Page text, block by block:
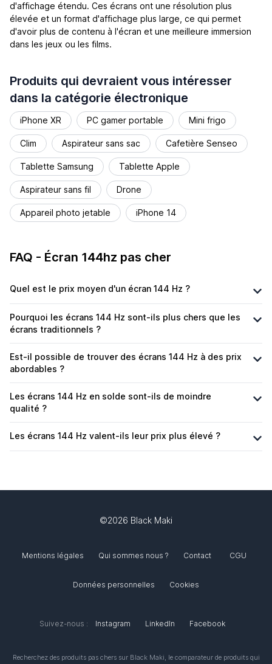
d'affichage étendu. Ces écrans ont une résolution plus
élevée et un format d'affichage plus large, ce qui permet
d'avoir plus de contenu à l'écran et une meilleure immersion
dans les jeux ou les films.
Produits qui devraient vous intéresser
dans la catégorie électronique
iPhone XR PC gamer portable Mini frigo
Clim Aspirateur sans sac Cafetière Senseo
Tablette Samsung Tablette Apple
Aspirateur sans fil Drone
Appareil photo jetable iPhone 14
FAQ - Écran 144hz pas cher
Quel est le prix moyen d'un écran 144 Hz ?
Pourquoi les écrans 144 Hz sont-ils plus chers que les
écrans traditionnels ?
Est-il possible de trouver des écrans 144 Hz à des prix
abordables ?
Les écrans 144 Hz en solde sont-ils de moindre
qualité ?
Les écrans 144 Hz valent-ils leur prix plus élevé ?
©2026 Black Maki
Mentions légales Qui sommes nous ? Contact CGU
Données personnelles Cookies
Suivez-nous : Instagram LinkedIn Facebook
Recherchez des produits pas chers sur Black Maki, le comparateur de produits qui